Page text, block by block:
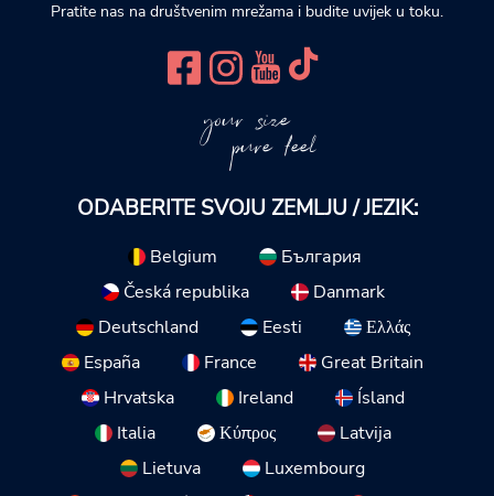
Pratite nas na društvenim mrežama i budite uvijek u toku.
your size
pure feel
ODABERITE SVOJU ZEMLJU / JEZIK:
Belgium
България
Česká republika
Danmark
Deutschland
Eesti
Ελλάς
España
France
Great Britain
Hrvatska
Ireland
Ísland
Italia
Κύπρος
Latvija
Lietuva
Luxembourg